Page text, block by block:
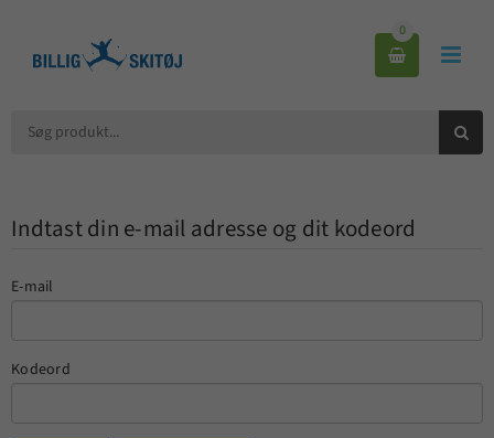


0

Indtast din e-mail adresse og dit kodeord
E-mail
Kodeord